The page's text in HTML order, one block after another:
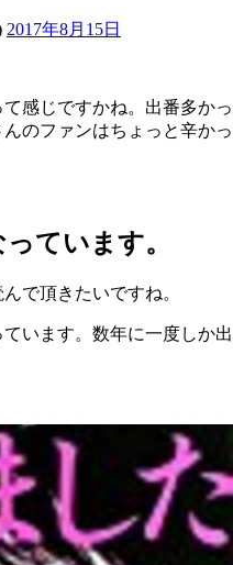
2017年8月15日
感じですかね。出番多かっ
のファンはちょっと辛かっ
ています。
で頂きたいですね。
います。数年に一度しか出